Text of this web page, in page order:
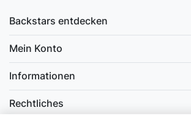
Backstars entdecken
Mein Konto
Informationen
Rechtliches